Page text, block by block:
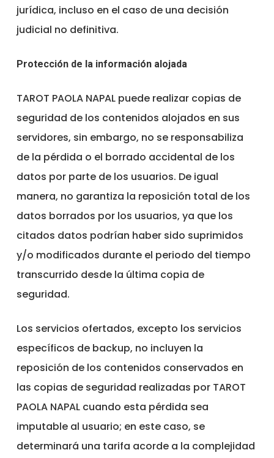
jurídica, incluso en el caso de una decisión
judicial no definitiva.
Protección de la información alojada
TAROT PAOLA NAPAL puede realizar copias de
seguridad de los contenidos alojados en sus
servidores, sin embargo, no se responsabiliza
de la pérdida o el borrado accidental de los
datos por parte de los usuarios. De igual
manera, no garantiza la reposición total de los
datos borrados por los usuarios, ya que los
citados datos podrían haber sido suprimidos
y/o modificados durante el periodo del tiempo
transcurrido desde la última copia de
seguridad.
Los servicios ofertados, excepto los servicios
específicos de backup, no incluyen la
reposición de los contenidos conservados en
las copias de seguridad realizadas por TAROT
PAOLA NAPAL cuando esta pérdida sea
imputable al usuario; en este caso, se
determinará una tarifa acorde a la complejidad